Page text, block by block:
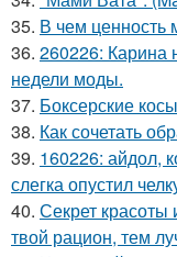
35. В чем ценность
36. 260226: Карина
недели моды.
37. Боксерские
38. Как сочетать
39. 160226: айдол,
слегка опустил
40. Секрет красоты
твой рацион, тем